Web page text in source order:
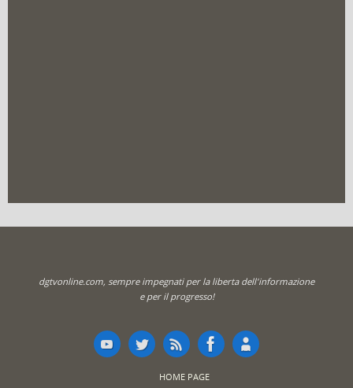
dgtvonline.com, sempre impegnati per la liberta dell'informazione
e per il progresso!
HOME PAGE